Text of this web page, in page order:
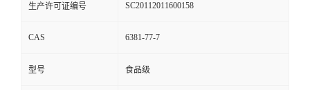
生产许可证编号 SC20112011600158
CAS 6381-77-7
型号 食品级